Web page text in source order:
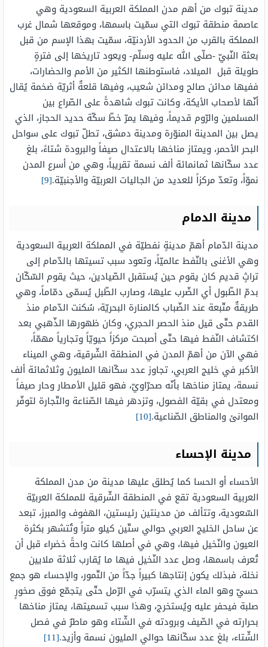
مدينة تبوك من أهم مدن المملكة العربية السعودية وهي
عاصمة منطقة تبوك التي سمّيت باسمها، وموقعها شمال غرب
المملكة بالقرب من الحدود الأردنيّة، سمّيت بهذا الإسم من قبل
بعثة النّبيّ -صلّى الله عليه وسلّم- ويعود تاريخها إلى فترةٍ
طويلة قبل الميلاد، فاستوطنها الكثير من الأمم والحضارات،
ففيها مدائن صالح ومدائن شعيب، وفيها قلعةٌ أثريّة ضخمة يُقال
أنّها لأصحاب الأيكة، وكانت تبوك شاهدةً على الصّراع بين
المسلمين والرّوم قديماً، وفيها يمرّ خطّ سكّة حديد الحجاز، الذي
يصل بين المدينة المنوّرة ومدينة دمشق، تطلّ تبوك على سواحل
البحر الأحمر، ويمتاز مناخها بالاعتدال صيفاً والبرودة شتاءً، بلغ
عدد سكّانها ثمانمائة ألف نسمة تقريباً، وهي من أسرع المدن
نموّاً، وتعدّ مركزاً للعديد من الجاليات العربيّة والأجنبيّة.[9]
مدينة الدمام
مدينة الدّمام أهمّ مدينةٍ نفطيّة في المملكة العربية السعودية
وهي الأغنى بالنّفط عالميّاً، وتعود سبب تسيتها بالدّمام إلى
تراثٍ قديم كان يقوم حين يُستقبل الصّيادين، حيث يقوم السّكّان
بدمّ الطّبول أي الضّرب عليها، وصارب الطّبل يُسمّى دمّاماً، وهي
طريقةٌ متّبعة عند الضّباب كالمنارة البحريّة، سُكنت الدّمام منذ
القدم حتّى قيل منذ الحصر الحجري، وكان ظهورها الذّهبي بعد
اكتشاف النّفط فيها حتّى أصبحت مركزاً حيويّاً وتجارياً مهمّاً،
فهي الآن من أهمّ المدن في المنطقة الشّرقية، وهي الميناء
الأكبر في خليج العربي، تجاوز عدد سكّانها المليون وثلاثمائة ألف
نسمة، يمتاز مناخها بأنّه صحرّاويّ، فهو قليل الأمطار وحار صيفاً
ومعتدل في بقيّة الفصول، وتزدهر فيها الصّناعة والتّجارة لتوفّر
الموانئ والمناطق الصّناعية.[10]
مدينة الإحساء
الأحساء أو الحسا كما يُطلق عليها مدينة من مدن المملكة
العربية السعودية تقع في المنطقة الشّرقية للمملكة العربيّة
السّعودية، وتتألف من مدينتين رئيستين، الهفوف والمبرز، تبعد
عن ساحل الخليج العربي حوالي ستّين كيلو متراً وتُتشهر بكثرة
العيون والنّخيل فيها، وهي في أصلها كانت واحةً خضراء قبل أن
تُعرف باسمها، وصل عدد النّخيل فيها ما يُقارب ثلاثة ملايين
نخلة، فبذلك يكون إنتاجها كبيراً جدّاً من التّمور، والإحساء هو جمع
حسيّ وهو الماء الذي يتسرّب في الرّمل حتّى يتجمّع فوق صخورٍ
صلبة فيحفر عليه ويُستخرج، وهذا سبب تسميتها، يمتاز مناخها
بحرارته في الصّيف وبرودته في الشّتاء وهو ماطرٌ في فصل
الشّتاء، بلغ عدد سكّانها حوالي المليون نسمة وأزيد.[11]